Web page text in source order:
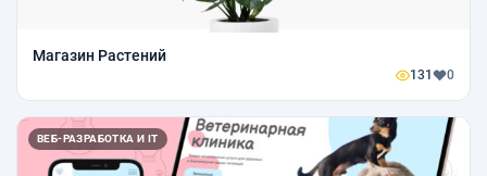
Магазин Растений
131 0
ВЕБ-РАЗРАБОТКА И IT